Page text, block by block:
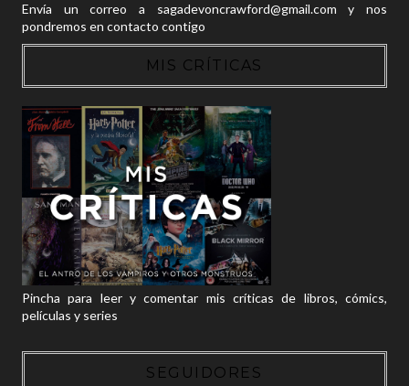
Envía un correo a sagadevoncrawford@gmail.com y nos
pondremos en contacto contigo
MIS CRÍTICAS
Pincha para leer y comentar mis críticas de libros, cómics,
películas y series
SEGUIDORES